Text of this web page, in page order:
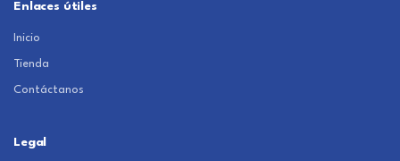
Enlaces útiles
Inicio
Tienda
Contáctanos
Legal